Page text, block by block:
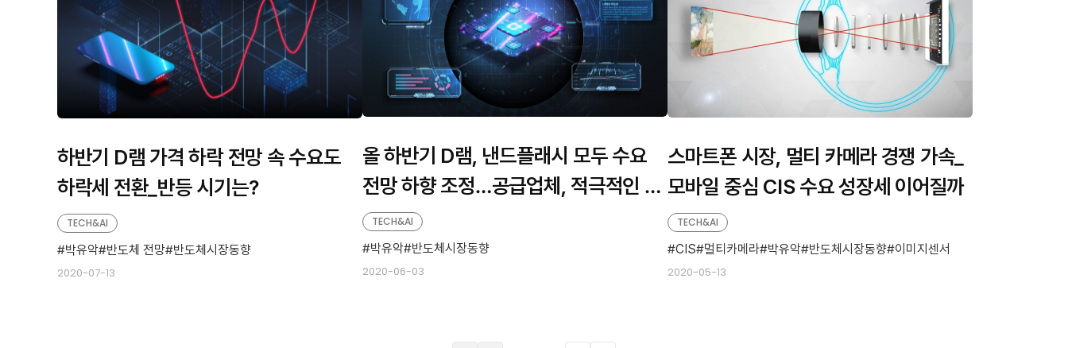
하반기 D램 가격 하락 전망 속 수요도
하락세 전환_반등 시기는?
2020-07-13
TECH&AI
박유악 반도체 전망 반도체시장동향
올 하반기 D램, 낸드플래시 모두 수요
전망 하향 조정…공급업체, 적극적인 대
응으로 반등 기회 모색
2020-06-03
TECH&AI
박유악 반도체시장동향
스마트폰 시장, 멀티 카메라 경쟁 가속_
모바일 중심 CIS 수요 성장세 이어질까
2020-05-13
TECH&AI
CIS 멀티카메라 박유악 반도체시장동향 이미지센서